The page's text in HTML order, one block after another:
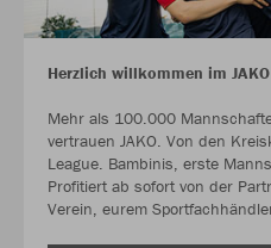
Herzlich willkommen im
Mehr als 100.000
vertrauen JAKO. Von den
League. Bambinis, erste
Profitiert ab sofort von der
Verein, eurem